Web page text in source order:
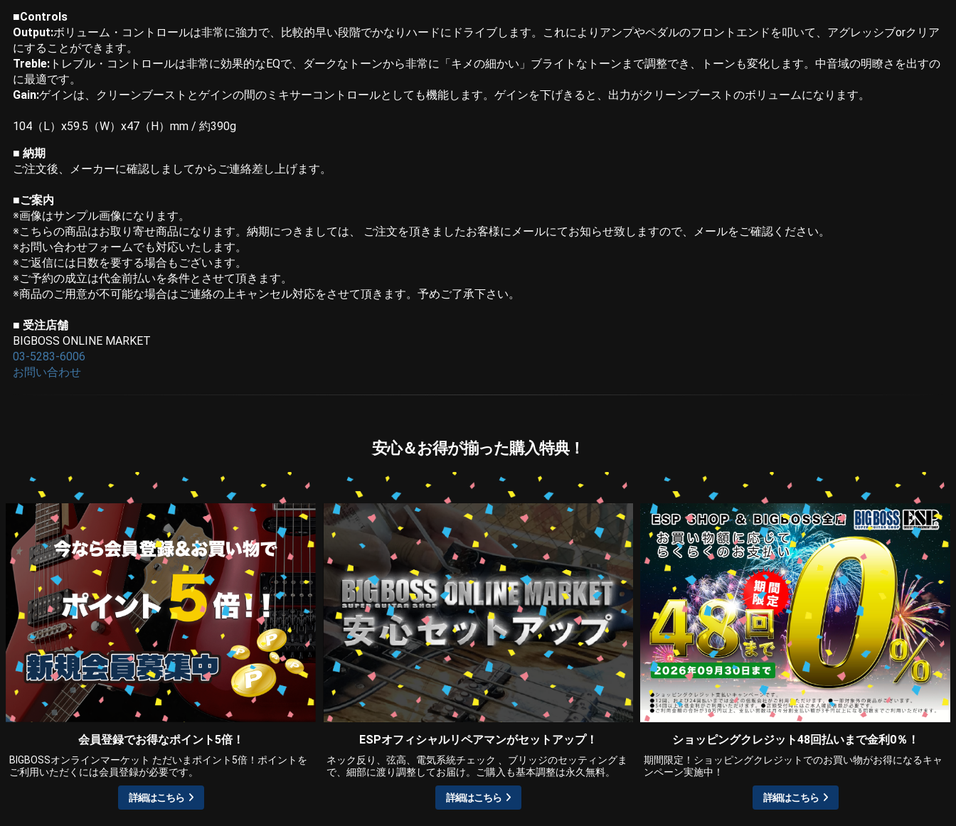
■Controls
Output:ボリューム・コントロールは非常に強力で、比較的早い段階でかなりハードにドライブします。これによりアンプやペダルのフロントエンドを叩いて、アグレッシブorクリア
にすることができます。
Treble: トレブル・コントロールは非常に効果的なEQで、ダークなトーンから非常に「キメの細かい」ブライトなトーンまで調整でき、トーンも変化します。中音域の明瞭さを出すの
に最適です。
Gain:ゲインは、クリーンブーストとゲインの間のミキサーコントロールとしても機能します。ゲインを下げきると、出力がクリーンブーストのボリュームになります。
104（L）x59.5（W）x47（H）mm / 約390g
■ 納期
ご注文後、メーカーに確認しましてからご連絡差し上げます。
■ご案内
※画像はサンプル画像になります。
※こちらの商品はお取り寄せ商品になります。納期につきましては、 ご注文を頂きましたお客様にメールにてお知らせ致しますので、メールをご確認ください。
※お問い合わせフォームでも対応いたします。
※ご返信には日数を要する場合もございます。
※ご予約の成立は代金前払いを条件とさせて頂きます。
※商品のご用意が不可能な場合はご連絡の上キャンセル対応をさせて頂きます。予めご了承下さい。
■ 受注店舗
BIGBOSS ONLINE MARKET
03-5283-6006
お問い合わせ
安心＆お得が揃った購入特典！
会員登録でお得なポイント5倍！
BIGBOSSオンラインマーケット ただいまポイント5倍！ポイントを
ご利用いただくには会員登録が必要です。
詳細はこちら
ESPオフィシャルリペアマンがセットアップ！
ネック反り、弦高、電気系統チェック 、ブリッジのセッティングま
で、細部に渡り調整してお届け。ご購入も基本調整は永久無料。
詳細はこちら
ショッピングクレジット48回払いまで金利0％！
期間限定！ショッピングクレジットでのお買い物がお得になるキャ
ンペーン実施中！
詳細はこちら